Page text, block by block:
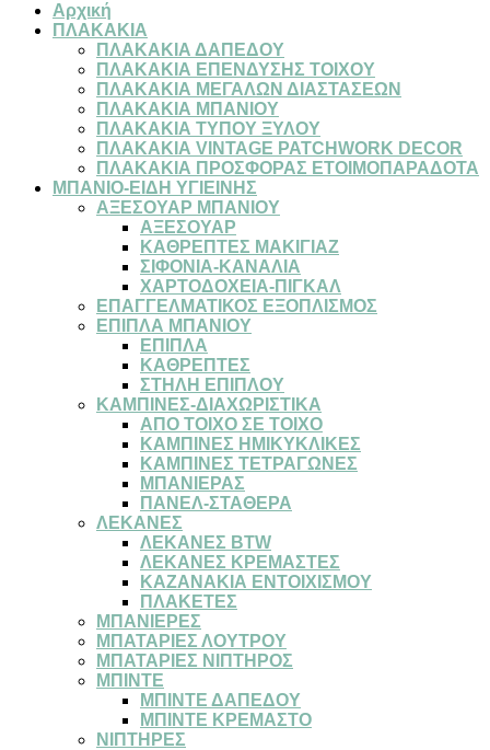
Αρχική
ΠΛΑΚΑΚΙΑ
ΠΛΑΚΑΚΙΑ ΔΑΠΕΔΟΥ
ΠΛΑΚΑΚΙΑ ΕΠΕΝΔΥΣΗΣ ΤΟΙΧΟΥ
ΠΛΑΚΑΚΙΑ ΜΕΓΑΛΩΝ ΔΙΑΣΤΑΣΕΩΝ
ΠΛΑΚΑΚΙΑ ΜΠΑΝΙΟΥ
ΠΛΑΚΑΚΙΑ ΤΥΠΟΥ ΞΥΛΟΥ
ΠΛΑΚΑΚΙΑ VINTAGE PATCHWORK DECOR
ΠΛΑΚΑΚΙΑ ΠΡΟΣΦΟΡΑΣ ΕΤΟΙΜΟΠΑΡΑΔΟΤΑ
ΜΠΑΝΙΟ-ΕΙΔΗ ΥΓΙΕΙΝΗΣ
ΑΞΕΣΟΥΑΡ ΜΠΑΝΙΟΥ
ΑΞΕΣΟΥΑΡ
ΚΑΘΡΕΠΤΕΣ ΜΑΚΙΓΙΑΖ
ΣΙΦΟΝΙΑ-ΚΑΝΑΛΙΑ
ΧΑΡΤΟΔΟΧΕΙΑ-ΠΙΓΚΑΛ
ΕΠΑΓΓΕΛΜΑΤΙΚΟΣ ΕΞΟΠΛΙΣΜΟΣ
ΕΠΙΠΛΑ ΜΠΑΝΙΟΥ
ΕΠΙΠΛΑ
ΚΑΘΡΕΠΤΕΣ
ΣΤΗΛΗ ΕΠΙΠΛΟΥ
ΚΑΜΠΙΝΕΣ-ΔΙΑΧΩΡΙΣΤΙΚΑ
ΑΠΟ ΤΟΙΧΟ ΣΕ ΤΟΙΧΟ
ΚΑΜΠΙΝΕΣ ΗΜΙΚΥΚΛΙΚΕΣ
ΚΑΜΠΙΝΕΣ ΤΕΤΡΑΓΩΝΕΣ
ΜΠΑΝΙΕΡΑΣ
ΠΑΝΕΛ-ΣΤΑΘΕΡΑ
ΛΕΚΑΝΕΣ
ΛΕΚΑΝΕΣ BTW
ΛΕΚΑΝΕΣ ΚΡΕΜΑΣΤΕΣ
ΚΑΖΑΝΑΚΙΑ ΕΝΤΟΙΧΙΣΜΟΥ
ΠΛΑΚΕΤΕΣ
ΜΠΑΝΙΕΡΕΣ
ΜΠΑΤΑΡΙΕΣ ΛΟΥΤΡΟΥ
ΜΠΑΤΑΡΙΕΣ ΝΙΠΤΗΡΟΣ
ΜΠΙΝΤΕ
ΜΠΙΝΤΕ ΔΑΠΕΔΟΥ
ΜΠΙΝΤΕ ΚΡΕΜΑΣΤΟ
ΝΙΠΤΗΡΕΣ